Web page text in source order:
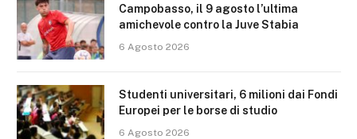
Campobasso, il 9 agosto l’ultima
amichevole contro la Juve Stabia
6 Agosto 2026
Studenti universitari, 6 milioni dai Fondi
Europei per le borse di studio
6 Agosto 2026